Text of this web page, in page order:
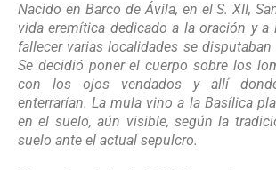
Nacido en Barco de Ávila, en el S. XII,
vida eremítica dedicado a la oración y a
fallecer varias localidades se disputaban
Se decidió poner el cuerpo sobre los
con los ojos vendados y allí
enterrarían. La mula vino a la Basílica
en el suelo, aún visible, según la
suelo ante el actual sepulcro.